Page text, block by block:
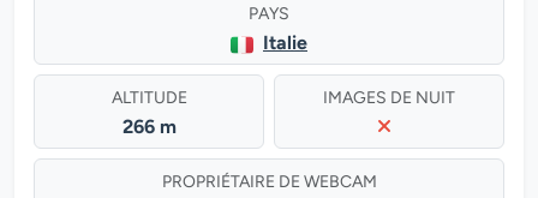
PAYS
Italie
ALTITUDE
266 m
IMAGES DE NUIT
PROPRIÉTAIRE DE WEBCAM